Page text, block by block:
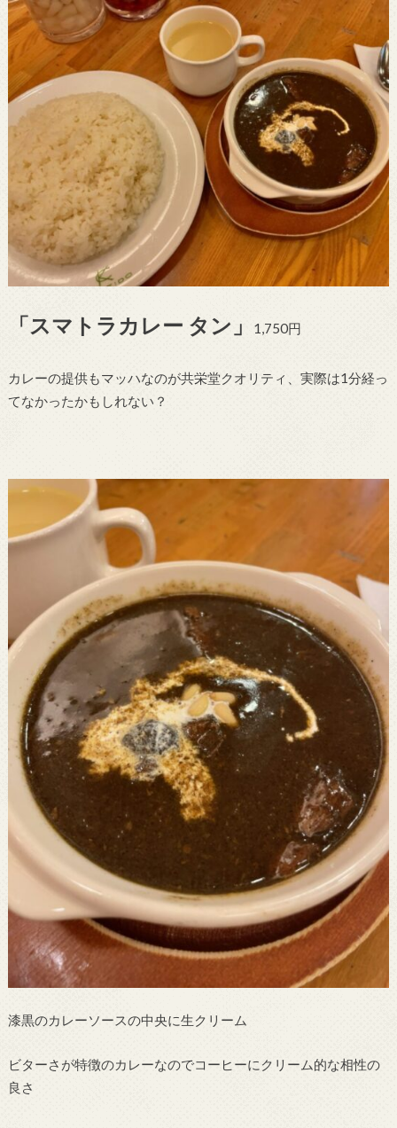
「スマトラカレー タン」 1,750円
カレーの提供もマッハなのが共栄堂クオリティ、実際は1分経っ
てなかったかもしれない？
漆黒のカレーソースの中央に生クリーム
ビターさが特徴のカレーなのでコーヒーにクリーム的な相性の
良さ